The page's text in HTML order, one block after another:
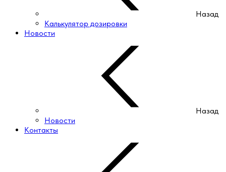
Назад
Калькулятор дозировки
Новости
Назад
Новости
Контакты